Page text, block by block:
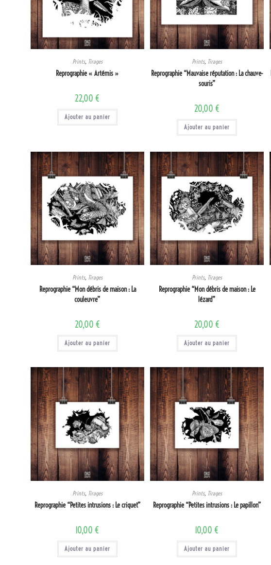
Prints, Tirages
Reprographie « Artémis »
22,00€
Ajouter au panier
Prints, Tirages
Reprographie “Mauvaise réputation : La chauve-
souris”
20,00 €
Ajouter au panier
Prints, Tirages
Reprographie “Mon débris de maison : La
couleuvre”
20,00 €
Ajouter au panier
Prints, Tirages
Reprographie “Mon débris de maison : Le
lézard”
20,00 €
Ajouter au panier
Prints, Tirages
Reprographie “Petites intrusions : Le criquet”
10,00€
Ajouter au panier
Prints, Tirages
Reprographie “Petites intrusions : Le papillon”
10,00€
Ajouter au panier